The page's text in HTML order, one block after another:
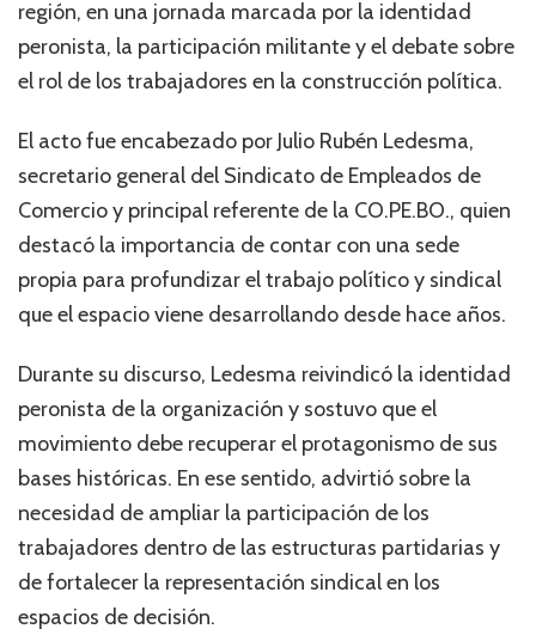
región, en una jornada marcada por la identidad
peronista, la participación militante y el debate sobre
el rol de los trabajadores en la construcción política.
El acto fue encabezado por Julio Rubén Ledesma,
secretario general del Sindicato de Empleados de
Comercio y principal referente de la CO.PE.BO., quien
destacó la importancia de contar con una sede
propia para profundizar el trabajo político y sindical
que el espacio viene desarrollando desde hace años.
Durante su discurso, Ledesma reivindicó la identidad
peronista de la organización y sostuvo que el
movimiento debe recuperar el protagonismo de sus
bases históricas. En ese sentido, advirtió sobre la
necesidad de ampliar la participación de los
trabajadores dentro de las estructuras partidarias y
de fortalecer la representación sindical en los
espacios de decisión.